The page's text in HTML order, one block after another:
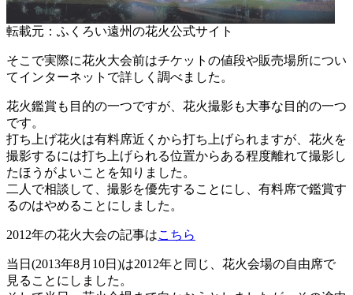
転載元：ふくろい遠州の花火公式サイト
そこで実際に花火大会前はチケットの値段や販売場所につい
てインターネットで詳しく調べました。
花火鑑賞も目的の一つですが、花火撮影も大事な目的の一つ
です。
打ち上げ花火は有料席近くから打ち上げられますが、花火を
撮影するには打ち上げられる位置からある程度離れて撮影し
たほうがよいことを知りました。
二人で相談して、撮影を優先することにし、有料席で鑑賞す
るのはやめることにしました。
2012年の花火大会の記事はこちら
当日(2013年8月10日)は2012年と同じ、花火会場の自由席で
見ることにしました。